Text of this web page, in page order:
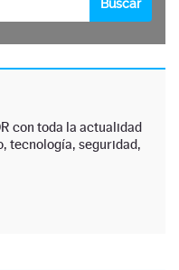
con toda la actualidad
tecnología, seguridad,